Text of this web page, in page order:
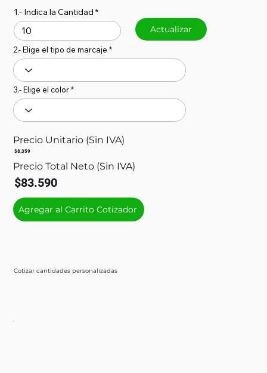
Cotizar cantidades personalizadas
1.- Indica la Cantidad
Actualizar
2.- Elige el tipo de marcaje
3.- Elige el color
Precio Unitario (Sin IVA)
$8.359
Precio Total Neto (Sin IVA)
$83.590
Agregar al Carrito Cotizador